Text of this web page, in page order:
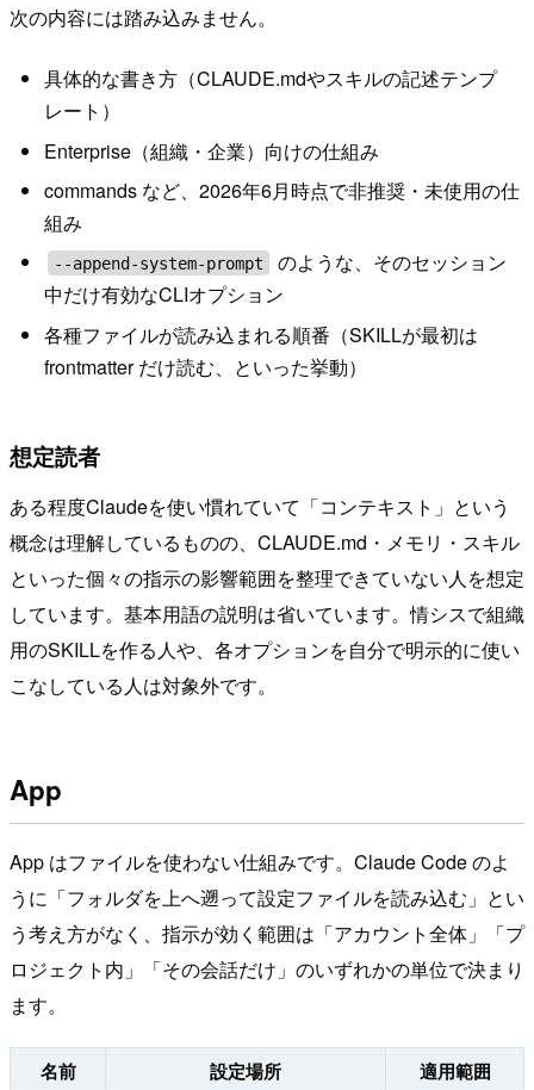
次の内容には踏み込みません。
具体的な書き方（CLAUDE.mdやスキルの記述テンプ
レート）
Enterprise（組織・企業）向けの仕組み
commands など、2026年6月時点で非推奨・未使用の仕
組み
--append-system-prompt
のような、そのセッション
中だけ有効なCLIオプション
各種ファイルが読み込まれる順番（SKILLが最初は
frontmatter だけ読む、といった挙動）
想定読者
ある程度Claudeを使い慣れていて「コンテキスト」という
概念は理解しているものの、CLAUDE.md・メモリ・スキル
といった個々の指示の影響範囲を整理できていない人を想定
しています。基本用語の説明は省いています。情シスで組織
用のSKILLを作る人や、各オプションを自分で明示的に使い
こなしている人は対象外です。
App
App はファイルを使わない仕組みです。Claude Code のよ
うに「フォルダを上へ遡って設定ファイルを読み込む」とい
う考え方がなく、指示が効く範囲は「アカウント全体」「プ
ロジェクト内」「その会話だけ」のいずれかの単位で決まり
ます。
名前 設定場所 適用範囲